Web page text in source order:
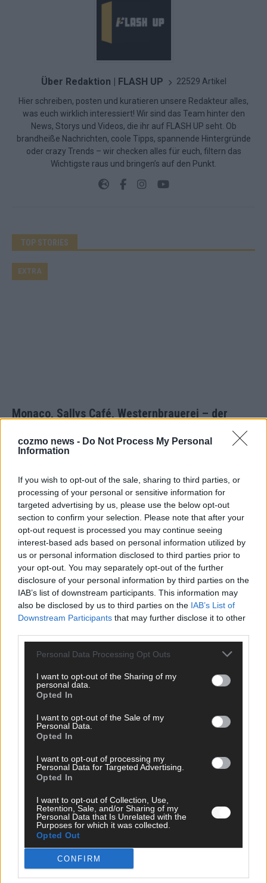
cozmo news - Do Not Process My Personal
Information
If you wish to opt-out of the sale, sharing to third parties, or
processing of your personal or sensitive information for
targeted advertising by us, please use the below opt-out
section to confirm your selection. Please note that after your
opt-out request is processed you may continue seeing
interest-based ads based on personal information utilized by
us or personal information disclosed to third parties prior to
your opt-out. You may separately opt-out of the further
disclosure of your personal information by third parties on the
IAB’s list of downstream participants. This information may
also be disclosed by us to third parties on the IAB’s List of
Downstream Participants that may further disclose it to other
Personal Data Processing Opt Outs
I want to opt-out of the Sharing of my
personal data.
Opted In
I want to opt-out of the Sale of my
Personal Data.
Opted In
I want to opt-out of processing my
Personal Data for Targeted Advertising.
Opted In
I want to opt-out of Collection, Use,
Retention, Sale, and/or Sharing of my
Personal Data that Is Unrelated with the
Purposes for which it was collected.
Opted Out
CONFIRM
Über Redaktion | FLASH UP 22529 Artikel
Hier schreiben, posten und kuratieren unsere Redakteur alles,
was euch wirklich interessiert! Wir sind das Team hinter den
News, Storys und Videos, die ihr auf FLASH UP seht. Ob
brandheiße Nachrichten, coole Tipps, spannende Hintergründe
oder crazy Trends – wir checken alles für euch, filtern das
Wichtigste raus und bringen’s auf den Punkt.
TOP STORIES
Monaco, Sallys Café, Westernbrauerei – der
EXTRA
Juni 2026
DARA gewinnt verdient, Israel beunruhigend –
unser Kommentar zum ESC 2026
KOMMENTAR
Mai 2026
KOMMENTAR
ESC-Finale morgen: Finnland Favorit, Australien
aufgestiegen – alle 25 Acts im Kurzcheck
Mai 2026
KOMMENTAR
war solide, aber kein Feuerwerk
Mai 2026
ESC-Halbfinale 2: Das sagen die Wettquoten – vier sicher,
sechs zittern, einer chancenlos!
Mai 2026
KOMMENTAR
Wer zahlt, steht im Finale – ist das beim ESC wirklich fair?
Mai 2026
EXTRA
Eurovision Song Contest 2026: Das erste Halbfinale – der